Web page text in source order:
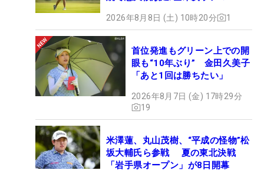
2026年8月8日 (土) 10時20分 1
首位発進もグリーン上での開
眼も“10年ぶり” 金田久美子
「あと1回は勝ちたい」
2026年8月7日 (金) 17時29分
19
米澤蓮、丸山茂樹、“平成の怪物”松
坂大輔氏ら参戦 夏の東北決戦
「岩手県オープン」が8日開幕